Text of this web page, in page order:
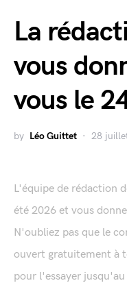
La
vous
vous le
by Léo Guittet 28
L'équipe de rédaction
été 2026 et vous
N'oubliez pas que le
ouvert gratuitement à
pour l'essayer